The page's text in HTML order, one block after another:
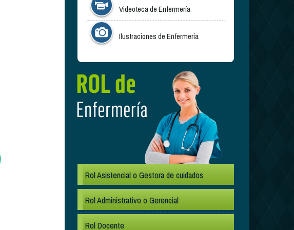
Videoteca de Enfermería
Ilustraciones de Enfermería
Rol Asistencial o Gestora de cuidados
Rol Administrativo o Gerencial
Rol Docente